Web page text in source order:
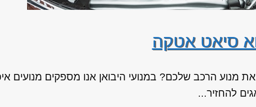
סיאט אטקה
מנוע הרכב שלכם? במנועי היבואן אנו מספקים מנועים
להחזיר...